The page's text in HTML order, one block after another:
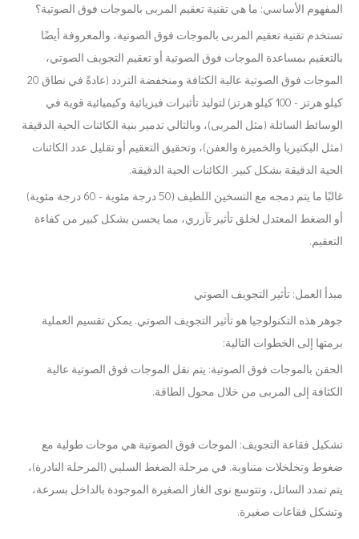
المفهوم الأساسي: ما هي تقنية تعقيم المربى بالموجات فوق الصوتية؟
تستخدم تقنية تعقيم المربى بالموجات فوق الصوتية، والمعروفة أيضًا
بالتعقيم بمساعدة الموجات فوق الصوتية أو تعقيم التجويف الصوتي،
الموجات فوق الصوتية عالية الكثافة ومنخفضة التردد (عادةً في نطاق 20
كيلو هرتز - 100 كيلو هرتز) لتوليد تأثيرات فيزيائية وكيميائية قوية في
الوسائط السائلة (مثل المربى)، وبالتالي تدمير بنية الكائنات الحية الدقيقة
(مثل البكتيريا والخميرة والعفن)، وتحقيق التعقيم أو تقليل عدد الكائنات
الحية الدقيقة بشكل كبير. الكائنات الحية الدقيقة.
غالبًا ما يتم دمجه مع التسخين اللطيف (50 درجة مئوية - 60 درجة مئوية)
أو الضغط المعتدل لخلق تأثير تآزري، مما يحسن بشكل كبير من كفاءة
التعقيم.
مبدأ العمل: تأثير التجويف الصوتي
جوهر هذه التكنولوجيا هو تأثير التجويف الصوتي. يمكن تقسيم العملية
برمتها إلى الخطوات التالية:
الحقن بالموجات فوق الصوتية: يتم نقل الموجات فوق الصوتية عالية
الكثافة إلى المربى من خلال محول الطاقة.
تشكيل فقاعة التجويف: الموجات فوق الصوتية هي موجات طولية مع
ضغوط وتخلخلات متناوبة. في مرحلة الضغط السلبي (المرحلة النادرة)،
يتم تمدد السائل، وتتوسع نوى الغاز الصغيرة الموجودة بالداخل بسرعة،
وتشكل فقاعات صغيرة.